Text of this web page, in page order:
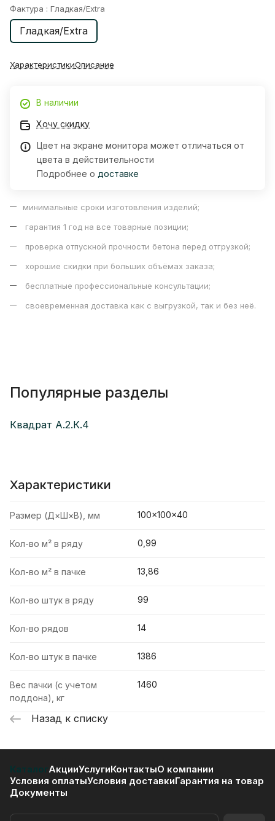
Фактура : Гладкая/Extra
Гладкая/Extra
ХарактеристикиОписание
В наличии
Хочу скидку
Цвет на экране монитора может отличаться от
цвета в действительности
Подробнее о доставке
минимальные сроки изготовления изделий;
гарантия 1 год на все товарные позиции;
проверка отпускной прочности бетона перед отгрузкой;
хорошие скидки при больших объёмах заказа;
бесплатные профессиональные консультации;
своевременная доставка как с выгрузкой, так и без неё.
Популярные разделы
Квадрат А.2.К.4
Характеристики
Размер (Д×Ш×В), мм 100×100×40
Кол-во м² в ряду 0,99
Кол-во м² в пачке 13,86
Кол-во штук в ряду 99
Кол-во рядов 14
Кол-во штук в пачке 1386
Вес пачки (с учетом
поддона), кг
1460
Назад к списку
КаталогАкцииУслугиКонтактыО компании
Условия оплатыУсловия доставкиГарантия на товар
Документы